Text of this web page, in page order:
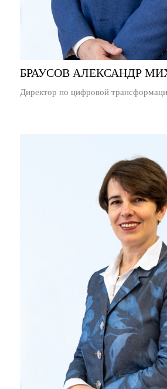
БРАУСОВ АЛЕКСАНДР
Директор по цифровой